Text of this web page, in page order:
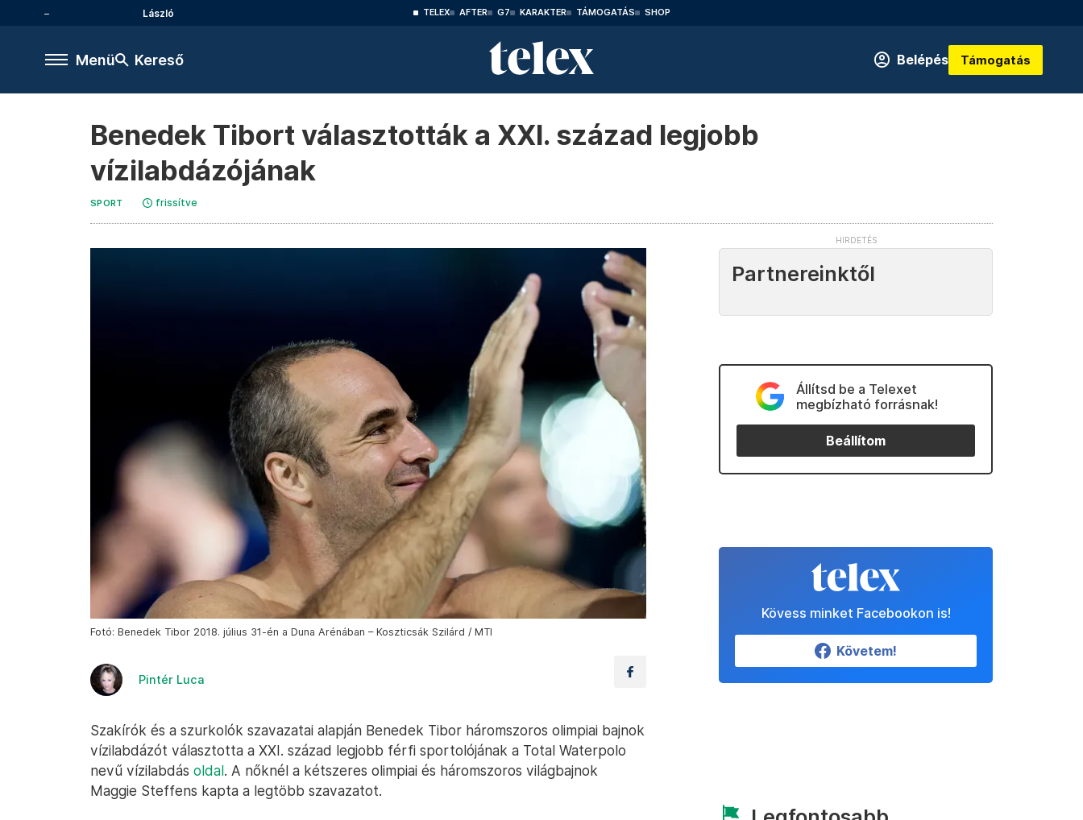
László TELEX AFTER G7 KARAKTER TÁMOGATÁS SHOP
Menü Kereső Belépés Támogatás
Benedek Tibort választották a XXI. század legjobb
vízilabdázójának
SPORT frissítve
Fotó: Benedek Tibor 2018. július 31-én a Duna Arénában – Koszticsák Szilárd / MTI
Pintér Luca
Szakírók és a szurkolók szavazatai alapján Benedek Tibor háromszoros olimpiai bajnok
vízilabdázót választotta a XXI. század legjobb férfi sportolójának a Total Waterpolo
nevű vízilabdás oldal. A nőknél a kétszeres olimpiai és háromszoros világbajnok
Maggie Steffens kapta a legtöbb szavazatot.
Partnereinktől
Állítsd be a Telexet
megbízható forrásnak!
Beállítom
Kövess minket Facebookon is!
Követem!